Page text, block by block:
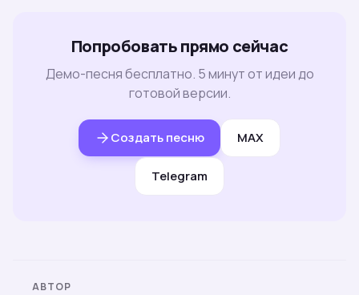
Попробовать прямо сейчас
Демо-песня бесплатно. 5 минут от идеи до
готовой версии.
Создать песню MAX
Telegram
АВТОР